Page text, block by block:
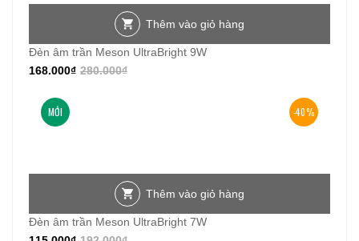
Thêm vào giỏ hàng
Đèn âm trần Meson UltraBright 9W
280.000₫
168.000₫
-40%
MỚI
Thêm vào giỏ hàng
Đèn âm trần Meson UltraBright 7W